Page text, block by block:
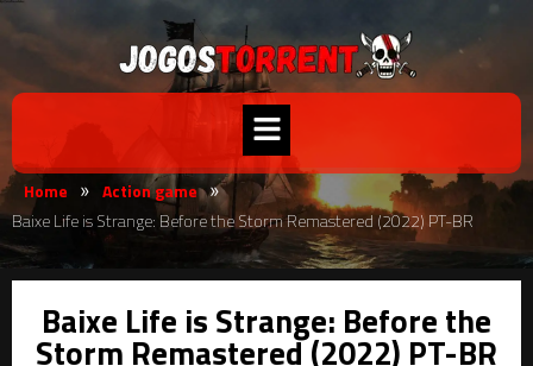
Home » Action game »
Baixe Life is Strange: Before the Storm Remastered (2022) PT-BR
Baixe Life is Strange: Before the
Storm Remastered (2022) PT-BR